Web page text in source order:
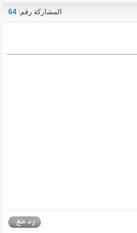
المشاركة رقم: 64